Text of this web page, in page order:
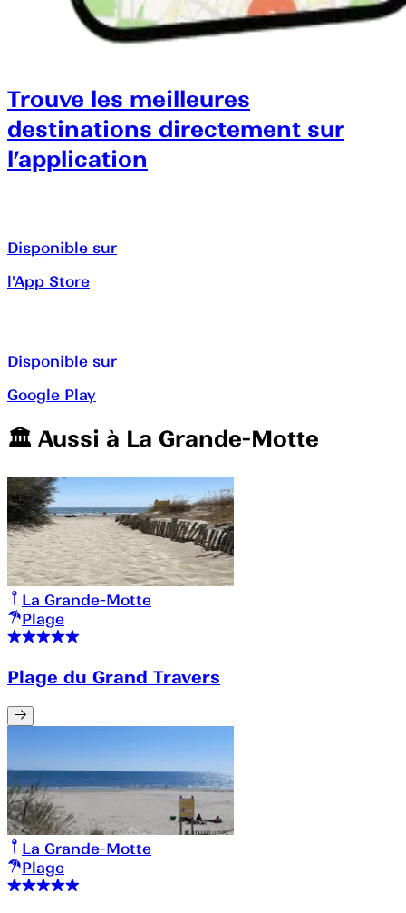
Trouve les meilleures
destinations directement sur
l’application
Disponible sur
l'App Store
Disponible sur
Google Play
🏛️️ Aussi à La Grande-Motte
La Grande-Motte
Plage
Plage du Grand Travers
La Grande-Motte
Plage